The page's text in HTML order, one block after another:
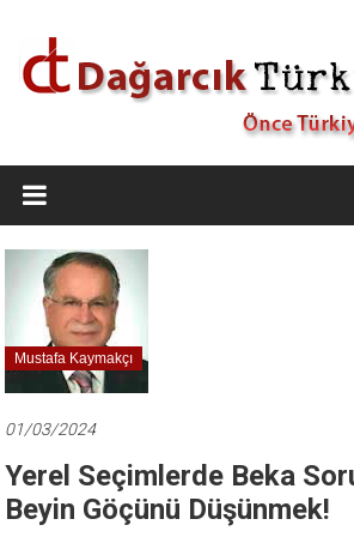
Dağarcık
Türkiye
Önce
Türkiye
Cumhuriyeti…
Mustafa Kaymakçı
01/03/2024
Yerel Seçimlerde Beka
Beyin Göçünü Düşünmek!